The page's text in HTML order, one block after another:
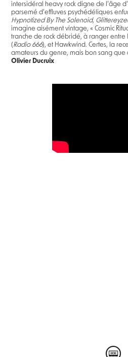
intersidéral heavy rock digne de l’âge
parsemé d’effluves psychédéliques
Hypnotized By The Solenoid,
imagine aisément vintage, « Cosmic
tranche de rock débridé, à ranger entre
(Radio 666), et Hawkwind. Certes, la
amateurs du genre, mais bon sang que
Olivier Ducruix